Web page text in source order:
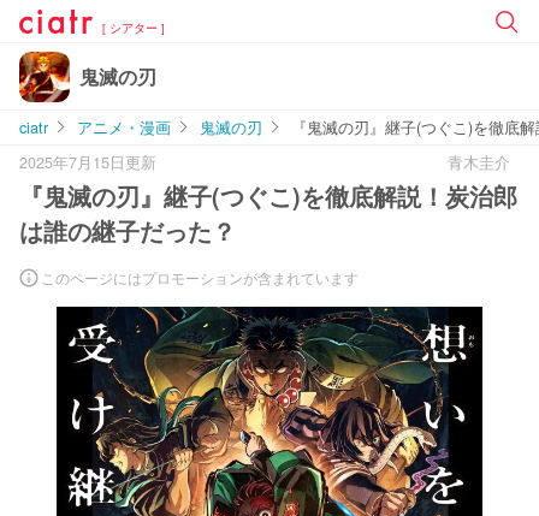
[ シアター ]
鬼滅の刃
ciatr アニメ・漫画 鬼滅の刃
『鬼滅の刃』継子(つぐこ)を徹底
2025年7月15日更新
青木圭介
『鬼滅の刃』継子(つぐこ)を徹底解説！炭治郎
は誰の継子だった？
このページにはプロモーションが含まれています